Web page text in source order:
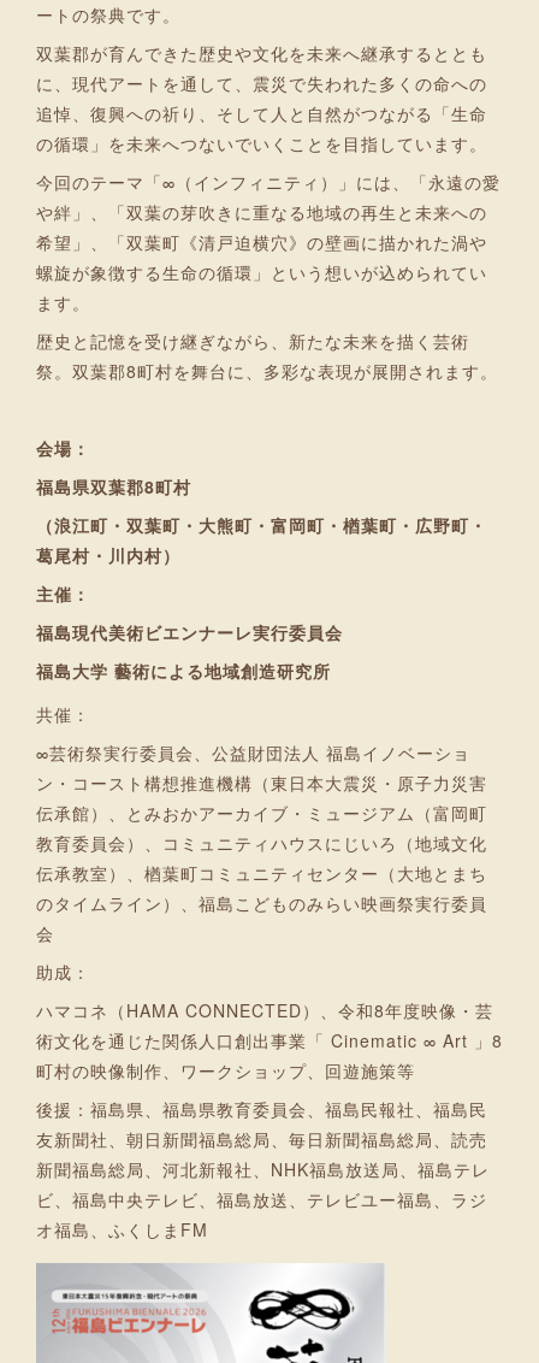
ートの祭典です。
双葉郡が育んできた歴史や文化を未来へ継承するととも
に、現代アートを通して、震災で失われた多くの命への
追悼、復興への祈り、そして人と自然がつながる「生命
の循環」を未来へつないでいくことを目指しています。
今回のテーマ「∞（インフィニティ）」には、「永遠の愛
や絆」、「双葉の芽吹きに重なる地域の再生と未来への
希望」、「双葉町《清戸迫横穴》の壁画に描かれた渦や
螺旋が象徴する生命の循環」という想いが込められてい
ます。
歴史と記憶を受け継ぎながら、新たな未来を描く芸術
祭。双葉郡8町村を舞台に、多彩な表現が展開されます。
会場：
福島県双葉郡8町村
（浪江町・双葉町・大熊町・富岡町・楢葉町・広野町・
葛尾村・川内村）
主催：
福島現代美術ビエンナーレ実行委員会
福島大学 藝術による地域創造研究所
共催：
∞芸術祭実行委員会、公益財団法人 福島イノベーショ
ン・コースト構想推進機構（東日本大震災・原子力災害
伝承館）、とみおかアーカイブ・ミュージアム（富岡町
教育委員会）、コミュニティハウスにじいろ（地域文化
伝承教室）、楢葉町コミュニティセンター（大地とまち
のタイムライン）、福島こどものみらい映画祭実行委員
会
助成：
ハマコネ（HAMA CONNECTED）、令和8年度映像・芸
術文化を通じた関係人口創出事業「 Cinematic ∞ Art 」8
町村の映像制作、ワークショップ、回遊施策等
後援：福島県、福島県教育委員会、福島民報社、福島民
友新聞社、朝日新聞福島総局、毎日新聞福島総局、読売
新聞福島総局、河北新報社、NHK福島放送局、福島テレ
ビ、福島中央テレビ、福島放送、テレビユー福島、ラジ
オ福島、ふくしまFM